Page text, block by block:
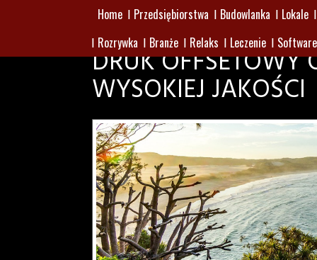
Home Przedsiębiorstwa Budowlanka
Lokale
Rozrywka
Branże Relaks Leczenie Software
DRUK OFFSETOWY
WYSOKIEJ JAKOŚCI